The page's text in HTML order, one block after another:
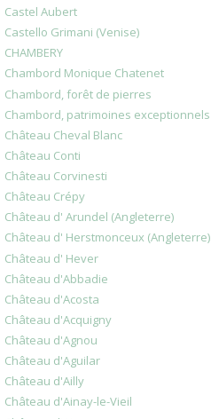
Castel Aubert
Castello Grimani (Venise)
CHAMBERY
Chambord Monique Chatenet
Chambord, forêt de pierres
Chambord, patrimoines exceptionnels
Château Cheval Blanc
Château Conti
Château Corvinesti
Château Crépy
Château d' Arundel (Angleterre)
Château d' Herstmonceux (Angleterre)
Château d' Hever
Château d'Abbadie
Château d'Acosta
Château d'Acquigny
Château d'Agnou
Château d'Aguilar
Château d'Ailly
Château d'Ainay-le-Vieil